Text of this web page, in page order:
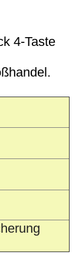
4-Taste